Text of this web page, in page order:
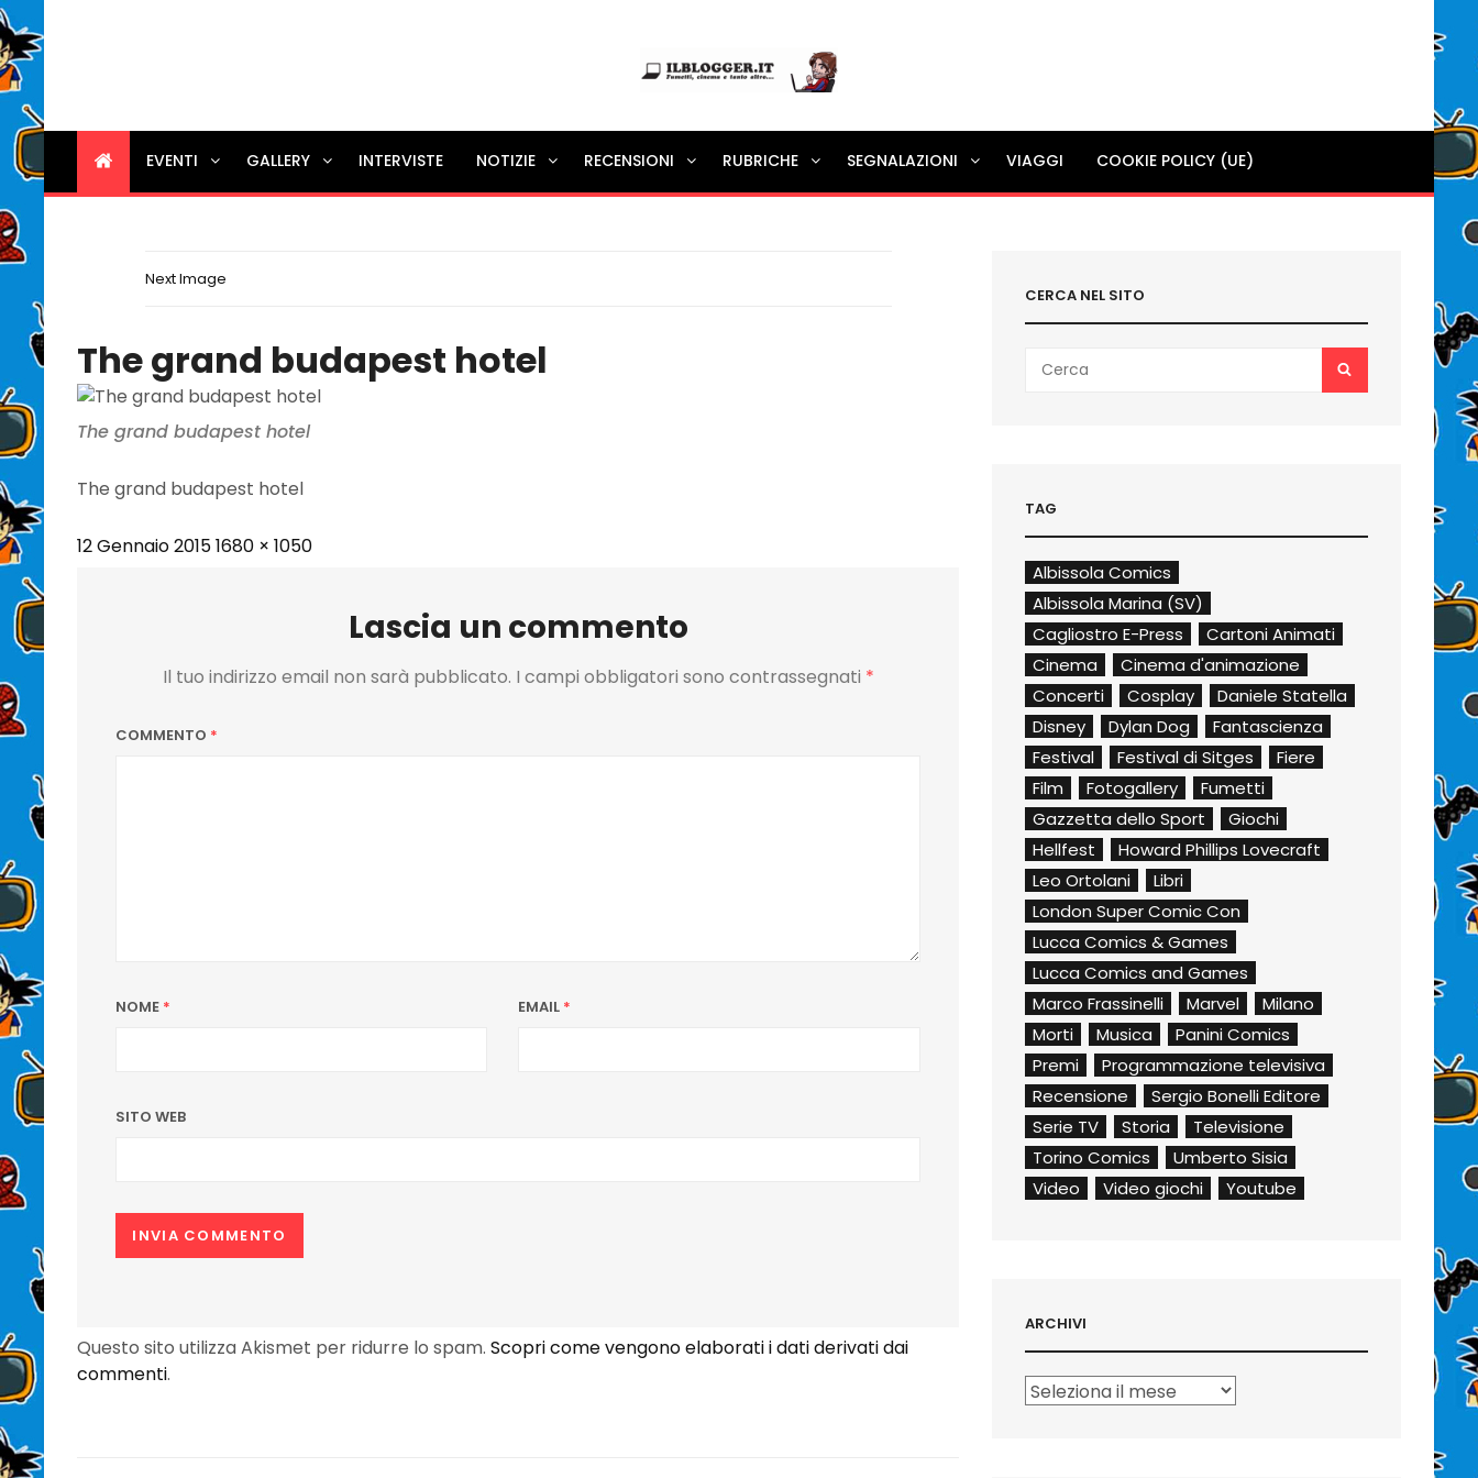
Ilblogger.it
Il portalino di blog |
EVENTI GALLERY INTERVISTE NOTIZIE RECENSIONI RUBRICHE SEGNALAZIONI VIAGGI COOKIE POLICY (UE)
Next Image
The grand budapest hotel
The grand budapest hotel
The grand budapest hotel
Posted
12 Gennaio 2015Full
1680 × 1050
Lascia un commento
Il tuo indirizzo email non sarà pubblicato. I campi obbligatori sono contrassegnati *
COMMENTO *
NOME * EMAIL *
SITO WEB
Questo sito utilizza Akismet per ridurre lo spam.Scopri come vengono elaborati i dati derivati dai
commenti.
CERCA NEL SITO
for:
TAG
Albissola Comics
Albissola Marina (SV)
Cagliostro E-Press
Cartoni Animati
Cinema
Cinema d'animazione
Concerti
Cosplay
Daniele Statella
Disney
Dylan Dog
Fantascienza
Festival
Festival di Sitges
Fiere
Film
Fotogallery
Fumetti
Gazzetta dello Sport
Giochi
Hellfest
Howard Phillips Lovecraft
Leo Ortolani
Libri
London Super Comic Con
Lucca Comics & Games
Lucca Comics and Games
Marco Frassinelli
Marvel
Milano
Morti
Musica
Panini Comics
Premi
Programmazione televisiva
Recensione
Sergio Bonelli Editore
Serie TV
Storia
Televisione
Torino Comics
Umberto Sisia
Video
Video giochi Youtube
ARCHIVI
Archivi